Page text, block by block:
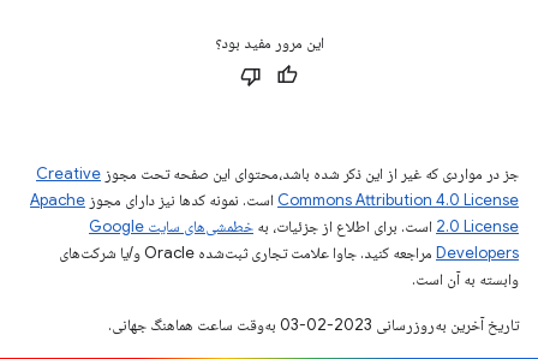
این مرور مفید بود؟
جز در مواردی که غیر از این ذکر شده باشد،‌محتوای این صفحه تحت مجوز Creative
Commons Attribution 4.0 License است. نمونه کدها نیز دارای مجوز Apache
2.0 License است. برای اطلاع از جزئیات، به
خطمشی‌های سایت Google
Developers‏
مراجعه کنید. جاوا علامت تجاری ثبت‌شده Oracle و/یا شرکت‌های
وابسته به آن است.
تاریخ آخرین به‌روزرسانی 2023-02-03 به‌وقت ساعت هماهنگ جهانی.